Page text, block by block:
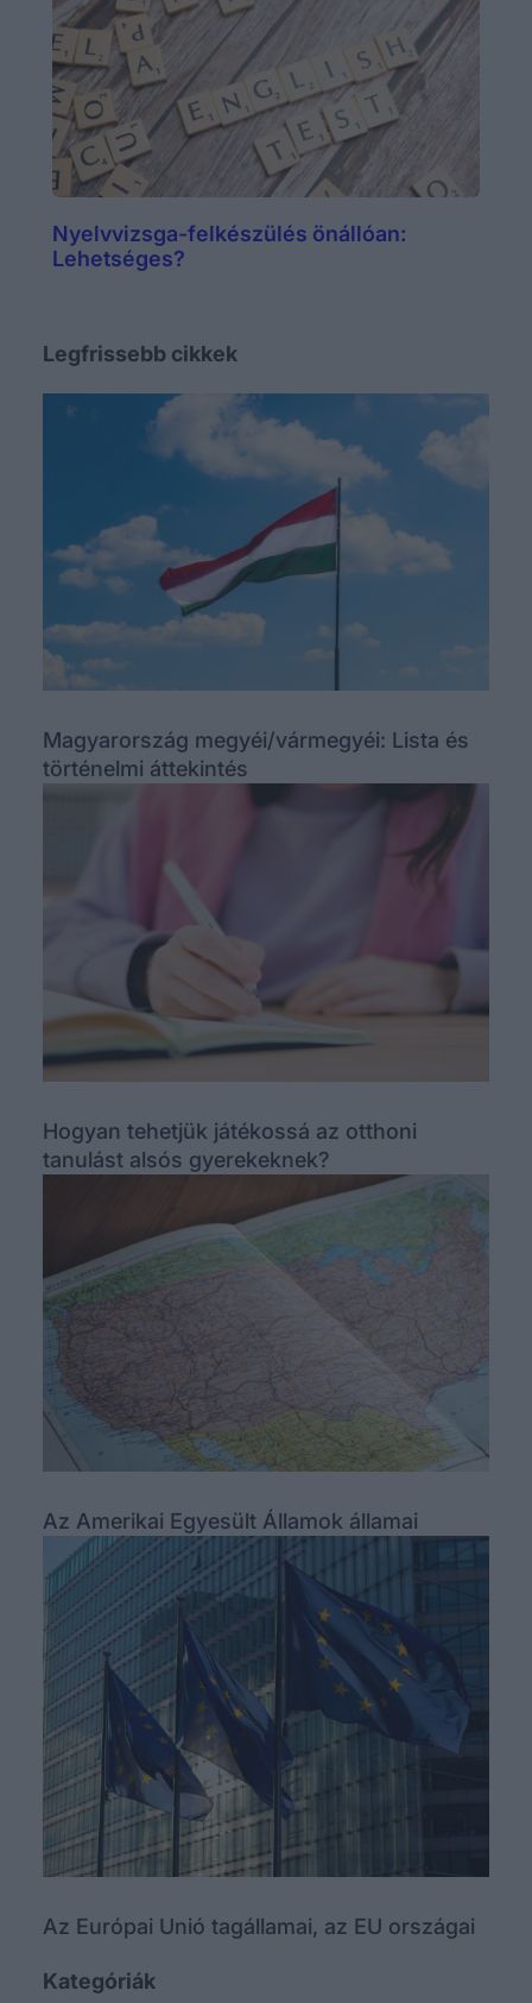
Nyelvvizsga-felkészülés önállóan:
Lehetséges?
Legfrissebb cikkek
Magyarország megyéi/vármegyéi: Lista és
történelmi áttekintés
Hogyan tehetjük játékossá az otthoni
tanulást alsós gyerekeknek?
Az Amerikai Egyesült Államok államai
Az Európai Unió tagállamai, az EU országai
Kategóriák